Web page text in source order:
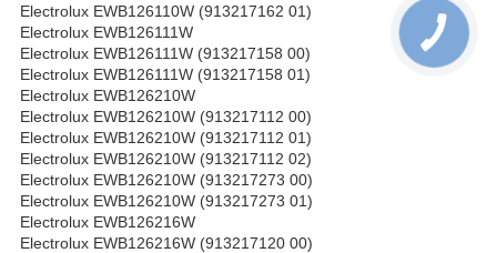
Electrolux EWB126110W (913217162 01)
Electrolux EWB126111W
Electrolux EWB126111W (913217158 00)
Electrolux EWB126111W (913217158 01)
Electrolux EWB126210W
Electrolux EWB126210W (913217112 00)
Electrolux EWB126210W (913217112 01)
Electrolux EWB126210W (913217112 02)
Electrolux EWB126210W (913217273 00)
Electrolux EWB126210W (913217273 01)
Electrolux EWB126216W
Electrolux EWB126216W (913217120 00)